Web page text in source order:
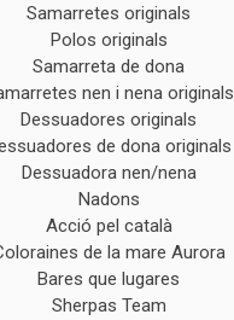
Samarretes originals
Polos originals
Samarreta de dona
nen i nena originals
Dessuadores originals
de dona originals
Dessuadora nen/nena
Nadons
Acció pel català
de la mare Aurora
Bares que lugares
Sherpas Team